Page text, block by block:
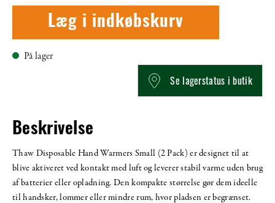
Læg i indkøbskurv
På lager
Se lagerstatus i butik
Beskrivelse
Thaw Disposable Hand Warmers Small (2 Pack) er designet til at
blive aktiveret ved kontakt med luft og leverer stabil varme uden brug
af batterier eller opladning. Den kompakte størrelse gør dem ideelle
til handsker, lommer eller mindre rum, hvor pladsen er begrænset.